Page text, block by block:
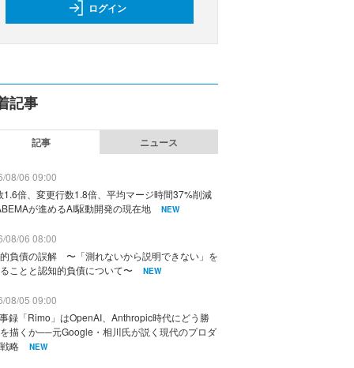
ログイン
記事
記事 ニュース
08/06 09:00
1.6倍、変更行数1.8倍、平均マージ時間37%削減
が進めるAI駆動開発の現在地
NEW
08/06 08:00
負債の誤解 〜「測れないから説明できない」を
ことと認知的負債について〜
NEW
08/05 09:00
録「Rimo」はOpenAI、Anthropic時代にどう勝
描くか──元Google・相川氏が説く現代のプロダ
略
NEW